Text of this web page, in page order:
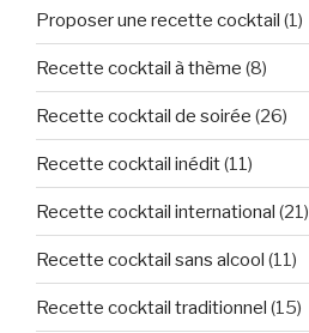
Proposer une recette cocktail (1)
Recette cocktail à thème (8)
Recette cocktail de soirée (26)
Recette cocktail inédit(11)
Recette cocktail international (21)
Recette cocktail sans alcool (11)
Recette cocktail traditionnel (15)